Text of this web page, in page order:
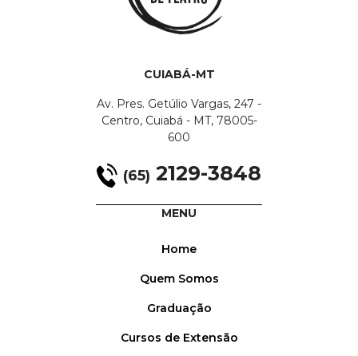
CUIABÁ-MT
Av. Pres. Getúlio Vargas, 247 -
Centro, Cuiabá - MT, 78005-
600
(65) 2129-3848
MENU
Home
Quem Somos
Graduação
Cursos de Extensão